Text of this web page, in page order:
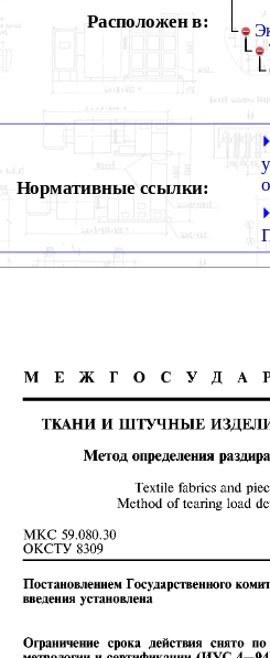
Расположен в:
Нормативные ссылки: